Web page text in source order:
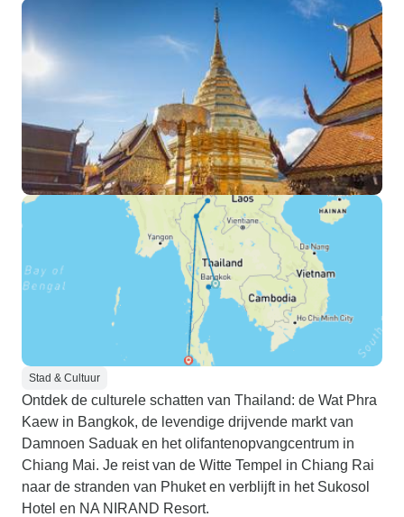
Stad & Cultuur
Ontdek de culturele schatten van Thailand: de Wat Phra
Kaew in Bangkok, de levendige drijvende markt van
Damnoen Saduak en het olifantenopvangcentrum in
Chiang Mai. Je reist van de Witte Tempel in Chiang Rai
naar de stranden van Phuket en verblijft in het Sukosol
Hotel en NA NIRAND Resort.